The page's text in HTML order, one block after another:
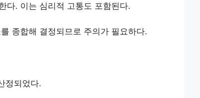
다. 이는 심리적 고통도 포함된다.
종합해 결정되므로 주의가 필요하다.
정되었다.